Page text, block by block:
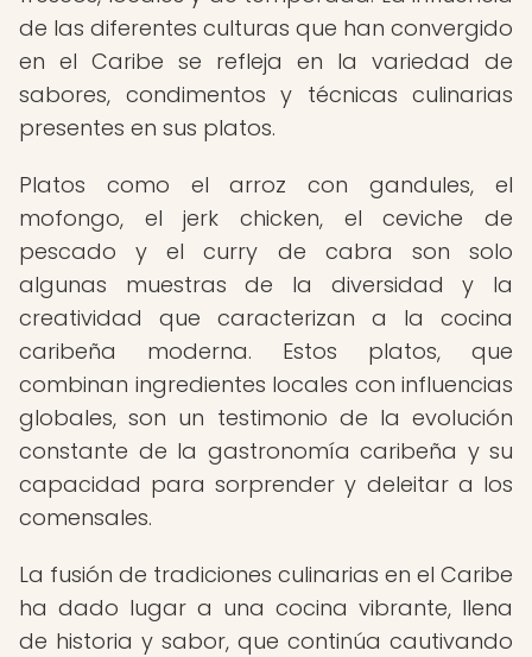
de las diferentes culturas que han convergido
en el Caribe se refleja en la variedad de
sabores, condimentos y técnicas culinarias
presentes en sus platos.
Platos como el arroz con gandules, el
mofongo, el jerk chicken, el ceviche de
pescado y el curry de cabra son solo
algunas muestras de la diversidad y la
creatividad que caracterizan a la cocina
caribeña moderna. Estos platos, que
combinan ingredientes locales con influencias
globales, son un testimonio de la evolución
constante de la gastronomía caribeña y su
capacidad para sorprender y deleitar a los
comensales.
La fusión de tradiciones culinarias en el Caribe
ha dado lugar a una cocina vibrante, llena
de historia y sabor, que continúa cautivando